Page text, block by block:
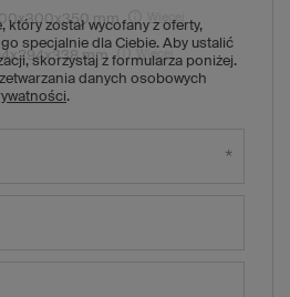
który został wycofany z oferty,
specjalnie dla Ciebie. Aby ustalić
skorzystaj z formularza poniżej.
danych osobowych
.
mm
mm Więcej